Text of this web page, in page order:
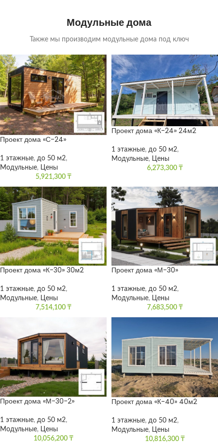
Модульные дома
Также мы производим модульные дома под ключ
Проект дома «С-24»
1 этажные, до 50 м2,
Модульные, Цены
5,921,300 ₸
Проект дома «К-24» 24м2
1 этажные, до 50 м2,
Модульные, Цены
6,273,300 ₸
Проект дома «К-30» 30м2
1 этажные, до 50 м2,
Модульные, Цены
7,514,100 ₸
Проект дома «М-30»
1 этажные, до 50 м2,
Модульные, Цены
7,683,500 ₸
Проект дома «М-30-2»
1 этажные, до 50 м2,
Модульные, Цены
10,056,200 ₸
Проект дома «К-40» 40м2
1 этажные, до 50 м2,
Модульные, Цены
10,816,300 ₸